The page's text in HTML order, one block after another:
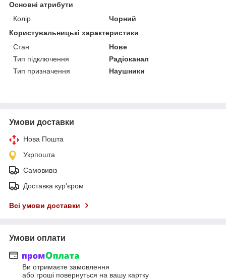
Основні атрибути
Колір
Чорний
Користувальницькі характеристики
Стан
Нове
Тип підключення
Радіоканал
Тип призначення
Наушники
Умови доставки
Нова Пошта
Укрпошта
Самовивіз
Доставка кур'єром
Всі умови доставки
Умови оплати
Ви отримаєте замовлення
або гроші повернуться на вашу картку